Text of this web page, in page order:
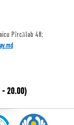
Pîrcălab 48;
20.00)